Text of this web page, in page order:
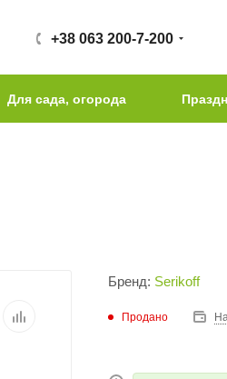
+38 063 200-7-200
Для сада, огорода
Бренд: Serikoff
Продано